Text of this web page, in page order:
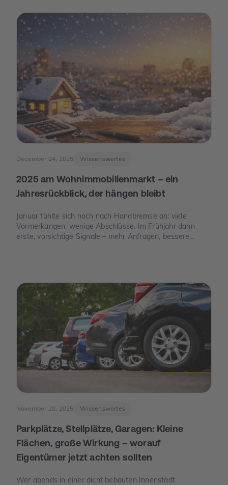
December 24, 2025 Wissenswertes
2025 am Wohnimmobilienmarkt – ein
Jahresrückblick, der hängen bleibt
Januar fühlte sich noch nach Handbremse an: viele
Vormerkungen, wenige Abschlüsse. Im Frühjahr dann
erste, vorsichtige Signale – mehr Anfragen, bessere
mehr „Was ist wirklich möglich?“.
November 28, 2025 Wissenswertes
Parkplätze, Stellplätze, Garagen: Kleine
Flächen, große Wirkung – worauf
Eigentümer jetzt achten sollten
Wer abends in einer dicht bebauten Innenstadt